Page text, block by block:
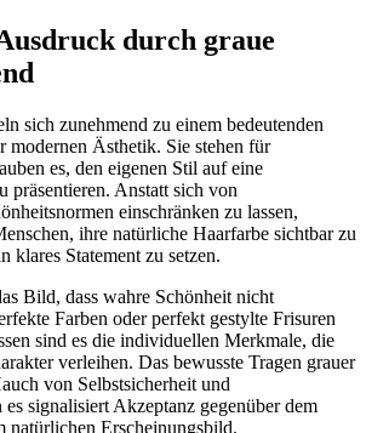
durch graue
sich zunehmend zu einem bedeutenden
modernen Ästhetik. Sie stehen für
es, den eigenen Stil auf eine
präsentieren. Anstatt sich von
einschränken zu lassen,
ihre natürliche Haarfarbe sichtbar zu
klares Statement zu setzen.
Bild, dass wahre Schönheit nicht
Farben oder perfekt gestylte Frisuren
sind es die individuellen Merkmale, die
verleihen. Das bewusste Tragen grauer
von Selbstsicherheit und
signalisiert Akzeptanz gegenüber dem
natürlichen Erscheinungsbild.